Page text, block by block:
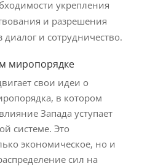
укрепления
и разрешения
и сотрудничество.
миропорядке
свои идеи о
в котором
Запада уступает
системе. Это
экономическое, но и
сил на